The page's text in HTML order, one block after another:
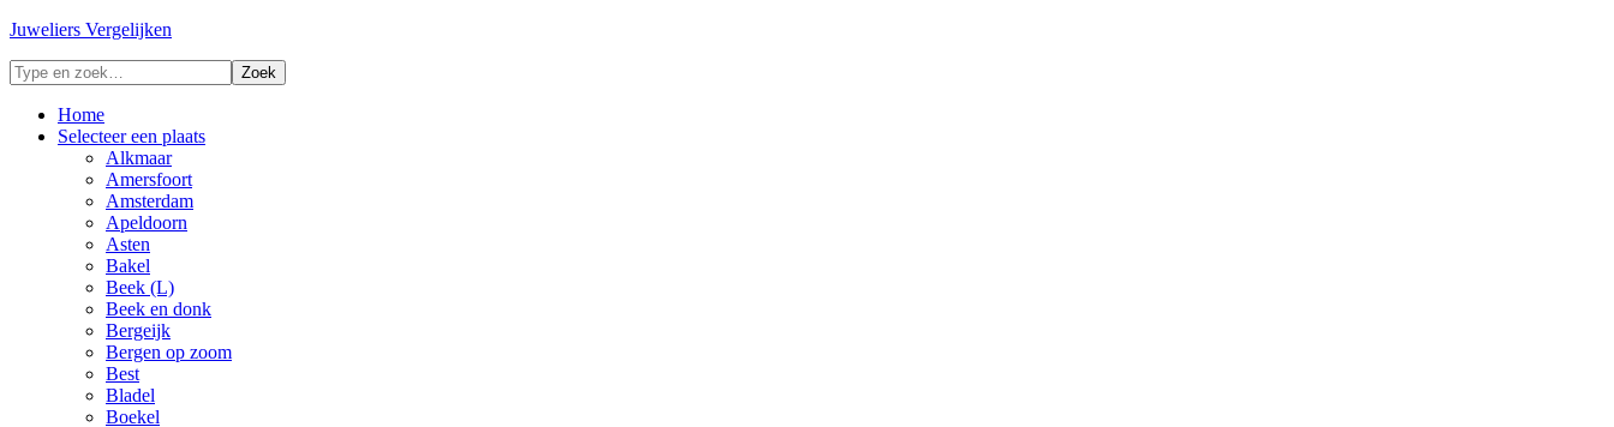
Juweliers Vergelijken
Home
Selecteer een plaats
Alkmaar
Amersfoort
Amsterdam
Apeldoorn
Asten
Bakel
Beek (L)
Beek en donk
Bergeijk
Bergen op zoom
Best
Bladel
Boekel